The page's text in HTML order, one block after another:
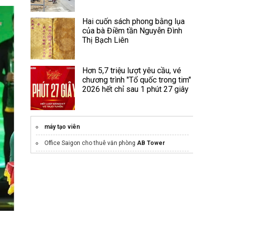
Hai cuốn sách phong bằng lụa
của bà Điềm tần Nguyễn Đình
Thị Bạch Liên
Hơn 5,7 triệu lượt yêu cầu, vé
chương trình "Tổ quốc trong tim"
2026 hết chỉ sau 1 phút 27 giây
máy tạo viên
Office Saigon cho thuê văn phòng AB Tower